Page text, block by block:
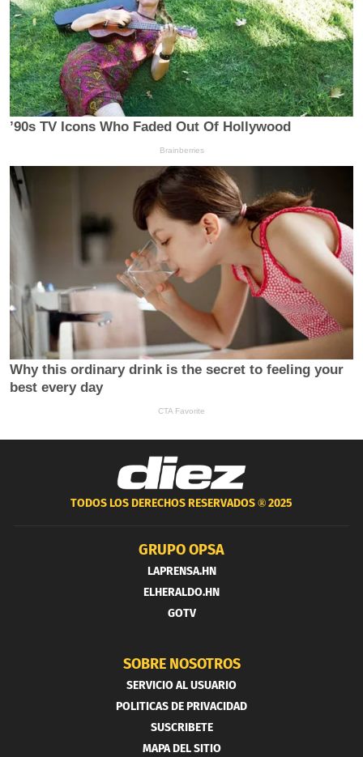
TODOS LOS DERECHOS RESERVADOS ®2025
GRUPO OPSA
LAPRENSA.HN
ELHERALDO.HN
GOTV
SOBRE NOSOTROS
SERVICIO AL USUARIO
POLITICAS DE PRIVACIDAD
SUSCRIBETE
MAPA DEL SITIO